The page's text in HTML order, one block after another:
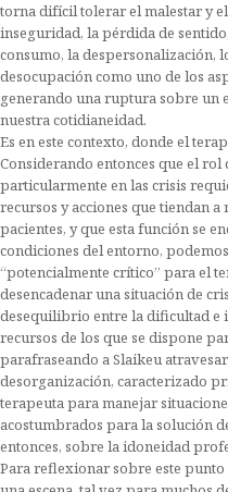
torna difícil tolerar el malestar y
inseguridad, la pérdida de
consumo, la despersonalización,
desocupación como uno de los
generando una ruptura sobre un
nuestra cotidianeidad.
Es en este contexto, donde el
Considerando entonces que el
particularmente en las crisis
recursos y acciones que tiendan
pacientes, y que esta función se
condiciones del entorno,
“potencialmente crítico” para el
desencadenar una situación de
desequilibrio entre la dificultad e
recursos de los que se dispone
parafraseando a Slaikeu
desorganización, caracterizado
terapeuta para manejar
acostumbrados para la solución
entonces, sobre la idoneidad
Para reflexionar sobre este